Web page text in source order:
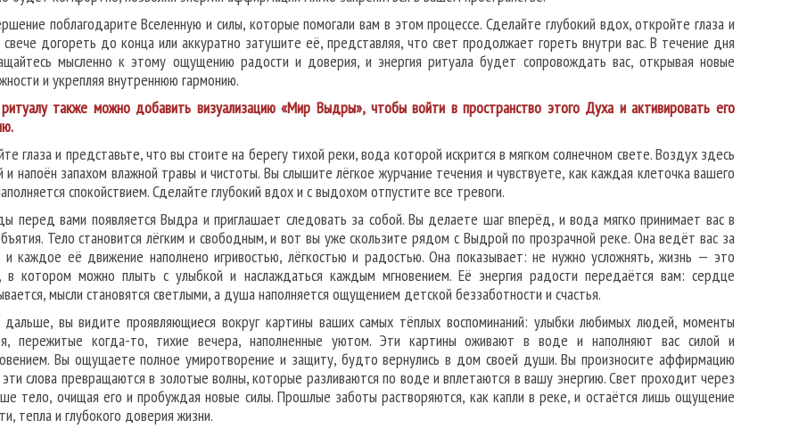
поблагодарите Вселенную и силы, которые помогали вам в этом процессе. Сделайте глубокий вдох, откройте глаза и
догореть до конца или аккуратно затушите её, представляя, что свет продолжает гореть внутри вас. В течение дня
мысленно к этому ощущению радости и доверия, и энергия ритуала будет сопровождать вас, открывая новые
и укрепляя внутреннюю гармонию.
также можно добавить визуализацию «Мир Выдры», чтобы войти в пространство этого Духа и активировать его
глаза и представьте, что вы стоите на берегу тихой реки, вода которой искрится в мягком солнечном свете. Воздух здесь
и напоён запахом влажной травы и чистоты. Вы слышите лёгкое журчание течения и чувствуете, как каждая клеточка вашего
спокойствием. Сделайте глубокий вдох и с выдохом отпустите все тревоги.
перед вами появляется Выдра и приглашает следовать за собой. Вы делаете шаг вперёд, и вода мягко принимает вас в
Тело становится лёгким и свободным, и вот вы уже скользите рядом с Выдрой по прозрачной реке. Она ведёт вас за
и каждое её движение наполнено игривостью, лёгкостью и радостью. Она показывает: не нужно усложнять, жизнь — это
в котором можно плыть с улыбкой и наслаждаться каждым мгновением. Её энергия радости передаётся вам: сердце
мысли становятся светлыми, а душа наполняется ощущением детской беззаботности и счастья.
вы видите проявляющиеся вокруг картины ваших самых тёплых воспоминаний: улыбки любимых людей, моменты
пережитые когда-то, тихие вечера, наполненные уютом. Эти картины оживают в воде и наполняют вас силой и
Вы ощущаете полное умиротворение и защиту, будто вернулись в дом своей души. Вы произносите аффирмацию
слова превращаются в золотые волны, которые разливаются по воде и вплетаются в вашу энергию. Свет проходит через
тело, очищая его и пробуждая новые силы. Прошлые заботы растворяются, как капли в реке, и остаётся лишь ощущение
тепла и глубокого доверия жизни.